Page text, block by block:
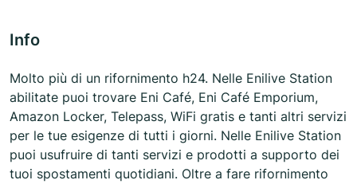
Info
Molto più di un rifornimento h24. Nelle Enilive Station
abilitate puoi trovare Eni Café, Eni Café Emporium,
Amazon Locker, Telepass, WiFi gratis e tanti altri servizi
per le tue esigenze di tutti i giorni. Nelle Enilive Station
puoi usufruire di tanti servizi e prodotti a supporto dei
tuoi spostamenti quotidiani. Oltre a fare rifornimento